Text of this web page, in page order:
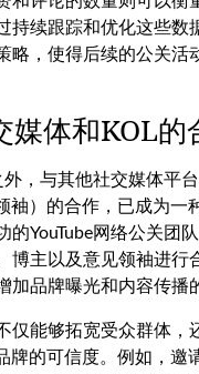
持续跟踪和优化这些数
略，使得后续的公关活
媒体和KOL的
外，与其他社交媒体平
袖）的合作，已成为一
的YouTube网络公关团
博主以及意见领袖进行
加品牌曝光和内容传播
仅能够拓宽受众群体，
牌的可信度。例如，邀